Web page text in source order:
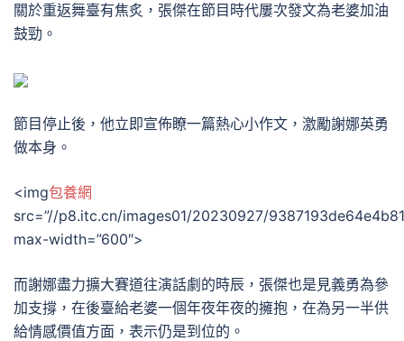
關於重返舞臺有焦炙，張傑在節目時代屢次發文為老婆加油
鼓勁。
節目停止後，他立即宣佈瞭一篇熱心小作文，激勵謝娜英勇
做本身。
<img包養網
src=”//p8.itc.cn/images01/20230927/
max-width=”600″>
而謝娜盡力擴大賽道往演話劇的時辰，張傑也是見義勇為參
加支撐，在後臺給老婆一個年夜年夜的擁抱，在為另一半供
給情感價值方面，表示仍是到位的。